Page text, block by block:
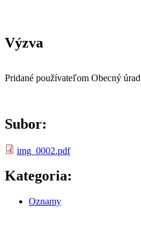
Výzva
Pridané používateľom Obecný úrad
Subor:
img_0002.pdf
Kategoria:
Oznamy